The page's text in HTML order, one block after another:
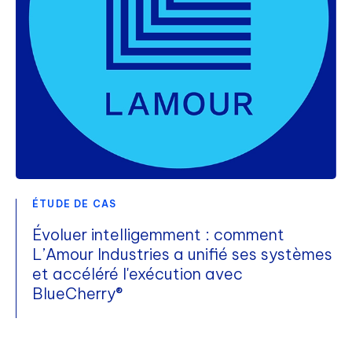
ÉTUDE DE CAS
Évoluer intelligemment : comment
L’Amour Industries a unifié ses systèmes
et accéléré l'exécution avec
BlueCherry®